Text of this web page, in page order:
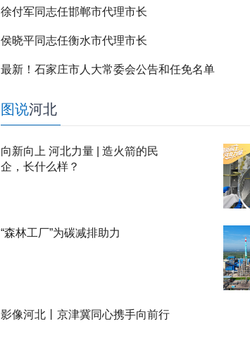
徐付军同志任邯郸市代理市长
侯晓平同志任衡水市代理市长
最新！石家庄市人大常委会公告和任免名单
图说河北
向新向上 河北力量 | 造火箭的民
企，长什么样？
“森林工厂”为碳减排助力
影像河北丨京津冀同心携手向前行